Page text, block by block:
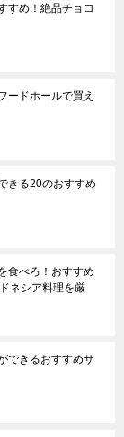
すめ！絶品チョコ
ードホールで買え
きる20のおすすめ
食べろ！おすすめ
ネシア料理を厳
できるおすすめサ